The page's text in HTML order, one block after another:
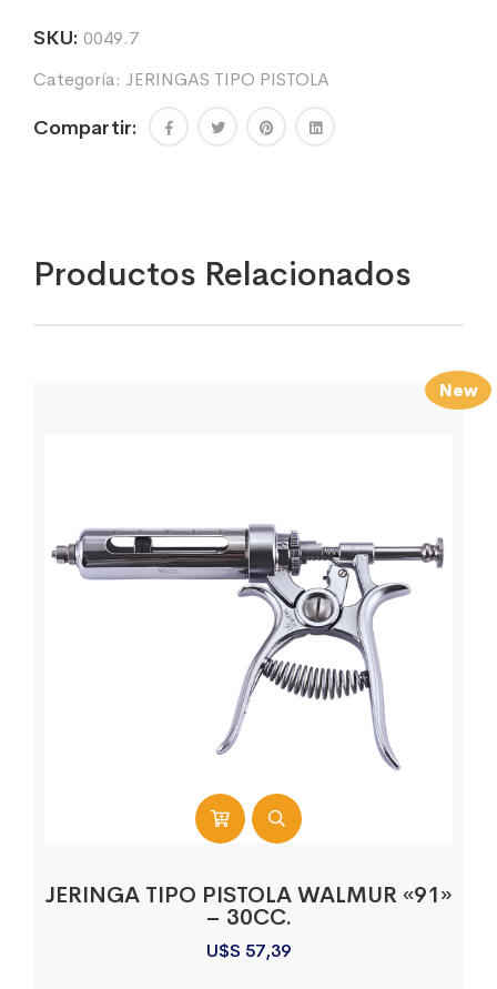
SKU: 0049.7
Categoría: JERINGAS TIPO PISTOLA
Compartir:
Productos Relacionados
JERINGA TIPO PISTOLA WALMUR «91»
– 30CC.
U$S 57,39
New